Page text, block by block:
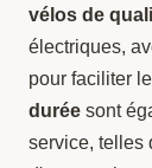
vélos de
électriques,
pour faciliter
durée sont
service, telles